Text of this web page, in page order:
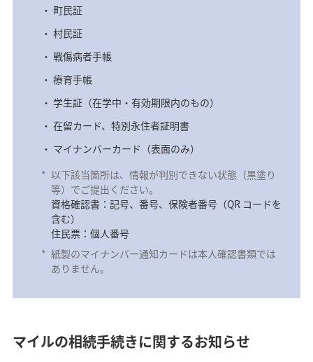
町民証
村民証
戦傷病者手帳
療育手帳
学生証（在学中・有効期限内のもの）
在留カード、特別永住者証明書
マイナンバーカード（表面のみ）
* 以下該当箇所は、情報が判別できない状態（黒塗り
等）でご提出ください。
資格確認書：記号、番号、保険者番号（QR コードを
含む）
住民票：個人番号
* 紙製のマイナンバー通知カードは本人確認書類では
ありません。
マイルの相続手続きに関するお知らせ